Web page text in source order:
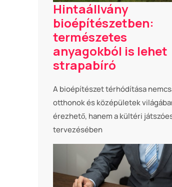
Hintaállvány
bioépítészetben:
természetes
anyagokból is lehet
strapabíró
A bioépítészet térhódítása
otthonok és középületek
érezhető, hanem a kültéri
tervezésében